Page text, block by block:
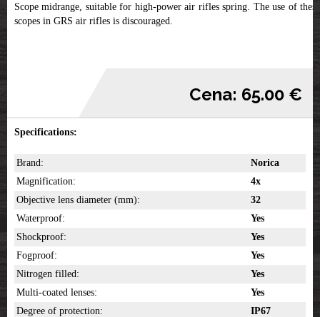
Scope midrange, suitable for high-power air rifles spring. The use of these
scopes in GRS air rifles is discouraged.
Cena: 65.00 €
Specifications:
Brand:
Norica
Magnification:
4x
Objective lens diameter (mm):
32
Waterproof:
Yes
Shockproof:
Yes
Fogproof:
Yes
Nitrogen filled:
Yes
Multi-coated lenses:
Yes
Degree of protection:
IP67